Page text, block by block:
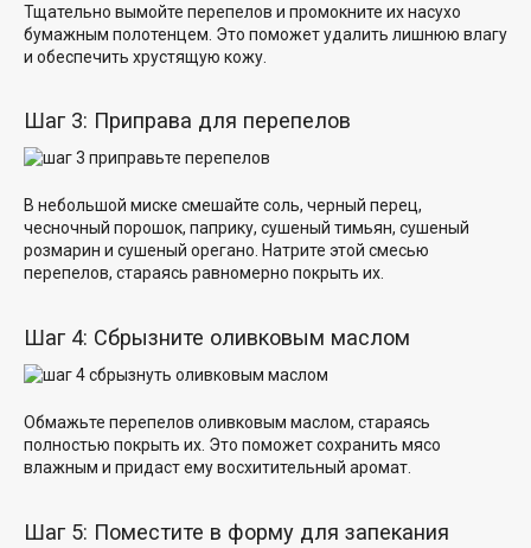
Тщательно вымойте перепелов и промокните их насухо
бумажным полотенцем. Это поможет удалить лишнюю влагу
и обеспечить хрустящую кожу.
Шаг 3: Приправа для перепелов
В небольшой миске смешайте соль, черный перец,
чесночный порошок, паприку, сушеный тимьян, сушеный
розмарин и сушеный орегано. Натрите этой смесью
перепелов, стараясь равномерно покрыть их.
Шаг 4: Сбрызните оливковым маслом
Обмажьте перепелов оливковым маслом, стараясь
полностью покрыть их. Это поможет сохранить мясо
влажным и придаст ему восхитительный аромат.
Шаг 5: Поместите в форму для запекания